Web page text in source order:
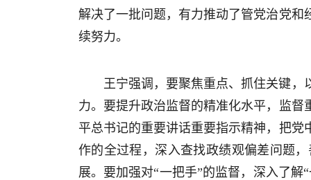
解决了一批问题，有力推动了管党治党
续努力。
王宁强调，要聚焦重点、抓住关键
力。要提升政治监督的精准化水平，监
平总书记的重要讲话重要指示精神，把
作的全过程，深入查找政绩观偏差问题
展。要加强对“一把手”的监督，深入了